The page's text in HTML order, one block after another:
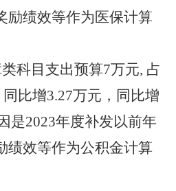
励绩效等作为医保计算
科目支出预算7万元, 占
同比增3.27万元，同比增
是2023年度补发以前年
绩效等作为公积金计算